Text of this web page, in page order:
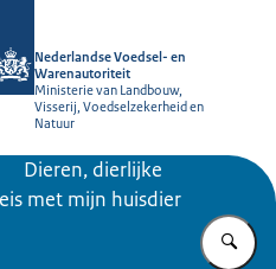
Nederlandse Voedsel- en
Warenautoriteit
Ministerie van Landbouw,
Visserij, Voedselzekerheid en
Natuur
Dieren, dierlijke
met mijn huisdier